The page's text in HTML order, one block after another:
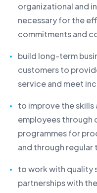
organizational and
necessary for the
commitments and
build long-term
customers to
service and meet
to improve the
employees through
programmes for
and through regular
to work with quality
partnerships with